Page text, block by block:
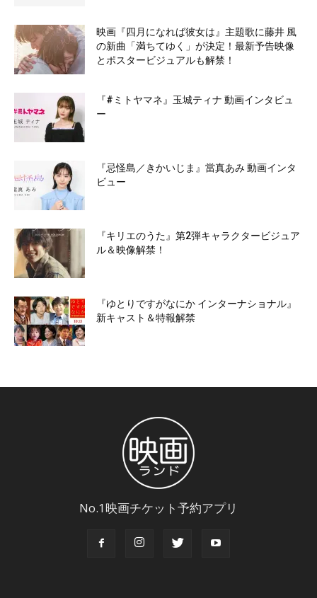
映画『四月になれば彼女は』主題歌に藤井 風
の新曲「満ちてゆく」が決定！最新予告映像
とポスタービジュアルも解禁！
『#ミトヤマネ』玉城ティナ 動画インタビュ
ー
『忌怪島／きかいじま』當真あみ 動画インタ
ビュー
『キリエのうた』第2弾キャラクタービジュア
ル＆映像解禁！
『ゆとりですがなにか インターナショナル』
新キャスト＆特報解禁
No.1映画チケット予約アプリ